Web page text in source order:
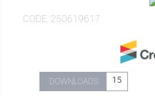
CODE: 250619617
DOWNLOADS 15